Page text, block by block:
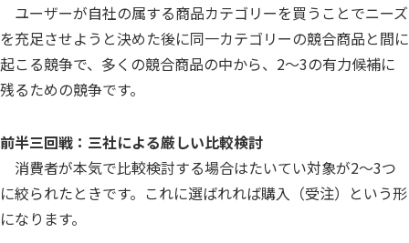
ユーザーが自社の属する商品カテゴリーを買うことでニーズ
を充足させようと決めた後に同一カテゴリーの競合商品と間に
起こる競争で、多くの競合商品の中から、2～3の有力候補に
残るための競争です。
前半三回戦：三社による厳しい比較検討
消費者が本気で比較検討する場合はたいてい対象が2〜3つ
に絞られたときです。これに選ばれれば購入（受注）という形
になります。